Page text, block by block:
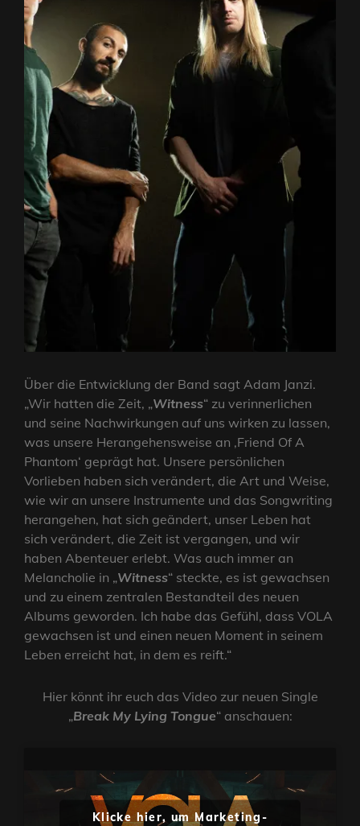
Über die Entwicklung der Band sagt Adam Janzi.
„Wir hatten die Zeit, „Witness“ zu verinnerlichen
und seine Nachwirkungen auf uns wirken zu lassen,
was unsere Herangehensweise an ‚Friend Of A
Phantom‘ geprägt hat. Unsere persönlichen
Vorlieben haben sich verändert, die Art und Weise,
wie wir an unsere Instrumente und das Songwriting
herangehen, hat sich geändert, unser Leben hat
sich verändert, die Zeit ist vergangen, und wir
haben Abenteuer erlebt. Was auch immer an
Melancholie in „Witness“ steckte, es ist gewachsen
und zu einem zentralen Bestandteil des neuen
Albums geworden. Ich habe das Gefühl, dass VOLA
gewachsen ist und einen neuen Moment in seinem
Leben erreicht hat, in dem es reift.“
Hier könnt ihr euch das Video zur neuen Single
„Break My Lying Tongue“ anschauen:
Klicke hier, um Marketing-